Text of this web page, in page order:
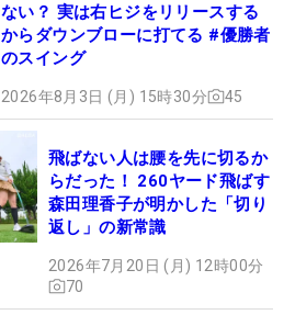
ない？ 実は右ヒジをリリースする
からダウンブローに打てる #優勝者
のスイング
2026年8月3日 (月) 15時30分 45
飛ばない人は腰を先に切るか
らだった！ 260ヤード飛ばす
森田理香子が明かした「切り
返し」の新常識
2026年7月20日 (月) 12時00分
70